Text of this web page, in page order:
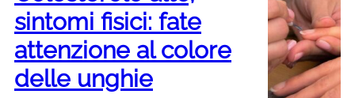
sintomi fisici: fate
attenzione al colore
delle unghie